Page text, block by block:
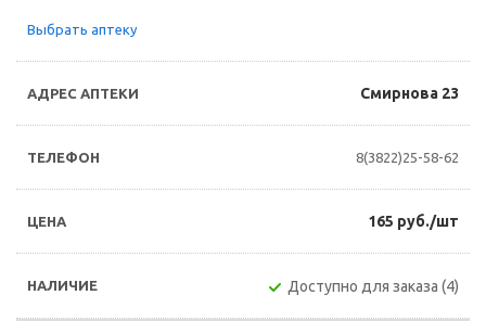
Выбрать аптеку
Смирнова 23
8(3822)25-58-62
165 руб./шт
Доступно для заказа (4)